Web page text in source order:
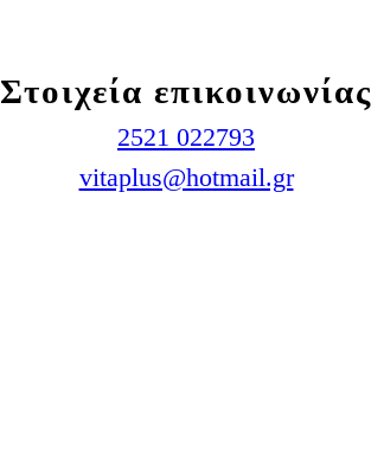
Στοιχεία επικοινωνίας
2521 022793
vitaplus@hotmail.gr